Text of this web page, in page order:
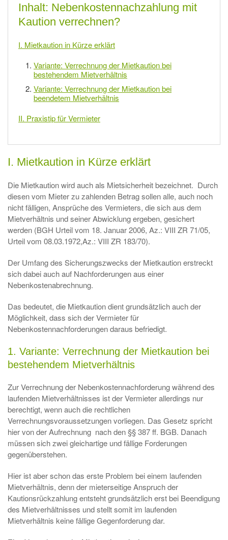
Inhalt: Nebenkostennachzahlung mit
Kaution verrechnen?
I. Mietkaution in Kürze erklärt
Variante: Verrechnung der Mietkaution bei
bestehendem Mietverhältnis
Variante: Verrechnung der Mietkaution bei
beendetem Mietverhältnis
II. Praxistip für Vermieter
I. Mietkaution in Kürze erklärt
Die Mietkaution wird auch als Mietsicherheit bezeichnet. Durch
diesen vom Mieter zu zahlenden Betrag sollen alle, auch noch
nicht fälligen, Ansprüche des Vermieters, die sich aus dem
Mietverhältnis und seiner Abwicklung ergeben, gesichert
werden (BGH Urteil vom 18. Januar 2006, Az.: VIII ZR 71/05,
Urteil vom 08.03.1972,Az.: VIII ZR 183/70).
Der Umfang des Sicherungszwecks der Mietkaution erstreckt
sich dabei auch auf Nachforderungen aus einer
Nebenkostenabrechnung.
Das bedeutet, die Mietkaution dient grundsätzlich auch der
Möglichkeit, dass sich der Vermieter für
Nebenkostennachforderungen daraus befriedigt.
1. Variante: Verrechnung der Mietkaution bei
bestehendem Mietverhältnis
Zur Verrechnung der Nebenkostennachforderung während des
laufenden Mietverhältnisses ist der Vermieter allerdings nur
berechtigt, wenn auch die rechtlichen
Verrechnungsvoraussetzungen vorliegen. Das Gesetz spricht
hier von der Aufrechnung nach den §§ 387 ff. BGB. Danach
müssen sich zwei gleichartige und fällige Forderungen
gegenüberstehen.
Hier ist aber schon das erste Problem bei einem laufenden
Mietverhältnis, denn der mieterseitige Anspruch der
Kautionsrückzahlung entsteht grundsätzlich erst bei Beendigung
des Mietverhältnisses und stellt somit im laufenden
Mietverhältnis keine fällige Gegenforderung dar.